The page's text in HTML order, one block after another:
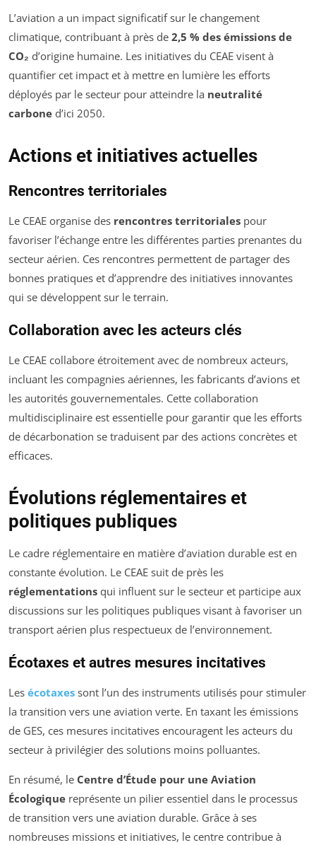
L’aviation a un impact significatif sur le changement
climatique, contribuant à près de 2,5 % des émissions de
CO₂ d’origine humaine. Les initiatives du CEAE visent à
quantifier cet impact et à mettre en lumière les efforts
déployés par le secteur pour atteindre la neutralité
carbone d’ici 2050.
Actions et initiatives actuelles
Rencontres territoriales
Le CEAE organise des rencontres territoriales pour
favoriser l’échange entre les différentes parties prenantes du
secteur aérien. Ces rencontres permettent de partager des
bonnes pratiques et d’apprendre des initiatives innovantes
qui se développent sur le terrain.
Collaboration avec les acteurs clés
Le CEAE collabore étroitement avec de nombreux acteurs,
incluant les compagnies aériennes, les fabricants d’avions et
les autorités gouvernementales. Cette collaboration
multidisciplinaire est essentielle pour garantir que les efforts
de décarbonation se traduisent par des actions concrètes et
efficaces.
Évolutions réglementaires et
politiques publiques
Le cadre réglementaire en matière d’aviation durable est en
constante évolution. Le CEAE suit de près les
réglementations qui influent sur le secteur et participe aux
discussions sur les politiques publiques visant à favoriser un
transport aérien plus respectueux de l’environnement.
Écotaxes et autres mesures incitatives
Les écotaxes sont l’un des instruments utilisés pour stimuler
la transition vers une aviation verte. En taxant les émissions
de GES, ces mesures incitatives encouragent les acteurs du
secteur à privilégier des solutions moins polluantes.
En résumé, le Centre d’Étude pour une Aviation
Écologique représente un pilier essentiel dans le processus
de transition vers une aviation durable. Grâce à ses
nombreuses missions et initiatives, le centre contribue à